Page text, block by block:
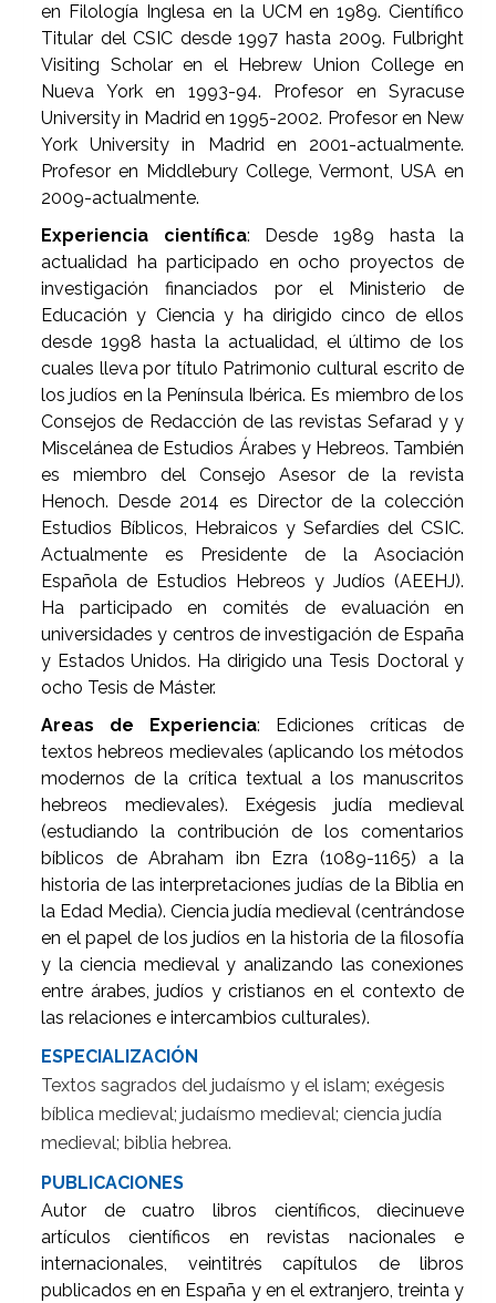
en Filología Inglesa en la UCM en 1989. Científico
Titular del CSIC desde 1997 hasta 2009. Fulbright
Visiting Scholar en el Hebrew Union College en
Nueva York en 1993-94. Profesor en Syracuse
University in Madrid en 1995-2002. Profesor en New
York University in Madrid en 2001-actualmente.
Profesor en Middlebury College, Vermont, USA en
2009-actualmente.
Experiencia científica: Desde 1989 hasta la
actualidad ha participado en ocho proyectos de
investigación financiados por el Ministerio de
Educación y Ciencia y ha dirigido cinco de ellos
desde 1998 hasta la actualidad, el último de los
cuales lleva por título Patrimonio cultural escrito de
los judíos en la Península Ibérica. Es miembro de los
Consejos de Redacción de las revistas Sefarad y y
Miscelánea de Estudios Árabes y Hebreos. También
es miembro del Consejo Asesor de la revista
Henoch. Desde 2014 es Director de la colección
Estudios Bíblicos, Hebraicos y Sefardíes del CSIC.
Actualmente es Presidente de la Asociación
Española de Estudios Hebreos y Judíos (AEEHJ).
Ha participado en comités de evaluación en
universidades y centros de investigación de España
y Estados Unidos. Ha dirigido una Tesis Doctoral y
ocho Tesis de Máster.
Areas de Experiencia: Ediciones críticas de
textos hebreos medievales (aplicando los métodos
modernos de la crítica textual a los manuscritos
hebreos medievales). Exégesis judía medieval
(estudiando la contribución de los comentarios
bíblicos de Abraham ibn Ezra (1089-1165) a la
historia de las interpretaciones judías de la Biblia en
la Edad Media). Ciencia judía medieval (centrándose
en el papel de los judíos en la historia de la filosofía
y la ciencia medieval y analizando las conexiones
entre árabes, judíos y cristianos en el contexto de
las relaciones e intercambios culturales).
ESPECIALIZACIÓN
Textos sagrados del judaísmo y el islam; exégesis
bíblica medieval; judaísmo medieval; ciencia judía
medieval; biblia hebrea.
PUBLICACIONES
Autor de cuatro libros científicos, diecinueve
artículos científicos en revistas nacionales e
internacionales, veintitrés capítulos de libros
publicados en en España y en el extranjero, treinta y